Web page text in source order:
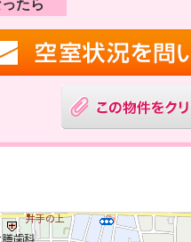
たら